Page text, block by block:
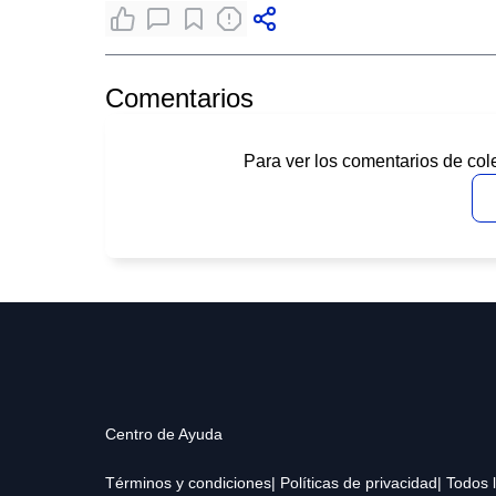
Comentarios
Para ver los comentarios de
Centro de Ayuda
Términos y condiciones| Políticas de privacidad| Todos